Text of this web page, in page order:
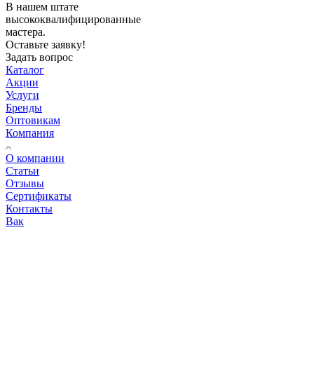
В нашем штате
высококвалифицированные
мастера.
Оставьте заявку!
Задать вопрос
Каталог
Акции
Услуги
Бренды
Оптовикам
Компания
О компании
Статьи
Отзывы
Сертификаты
Контакты
Вак